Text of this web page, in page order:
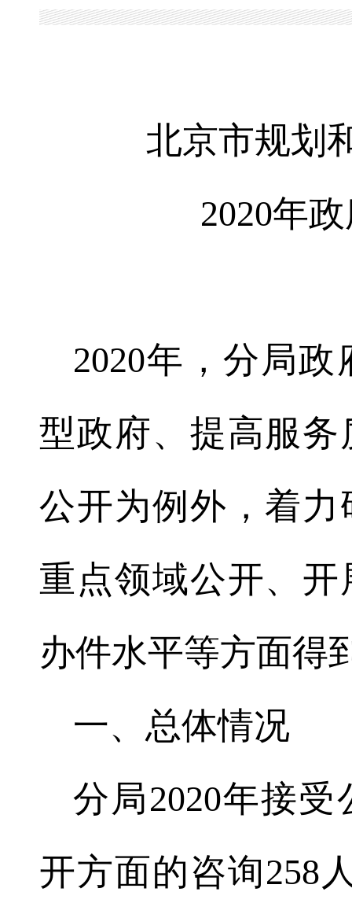
北京市规划
2020年
2020年，分局
型政府、提高服
公开为例外，着
重点领域公开、
办件水平等方面得
一、 总体情况
分局2020年接
开方面的咨询258